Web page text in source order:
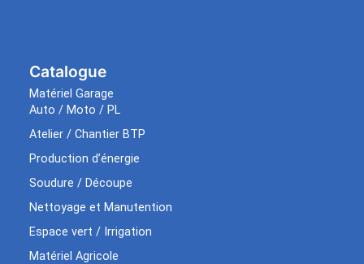
Catalogue
Matériel Garage
Auto / Moto / PL
Atelier / Chantier BTP
Production d’énergie
Soudure / Découpe
Nettoyage et Manutention
Espace vert / Irrigation
Matériel Agricole